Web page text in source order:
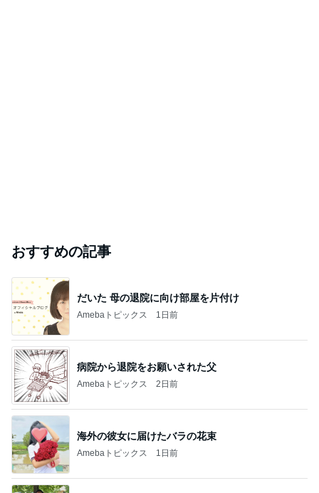
おすすめの記事
だいた 母の退院に向け部屋を片付け
Amebaトピックス 1日前
病院から退院をお願いされた父
Amebaトピックス 2日前
海外の彼女に届けたバラの花束
Amebaトピックス 1日前